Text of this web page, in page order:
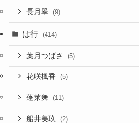
長月翠 (9)
は行 (414)
葉月つばさ (5)
花咲楓香 (5)
蓬莱舞 (11)
船井美玖 (2)